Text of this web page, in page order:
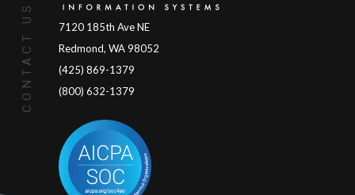
CONTACT US
7120 185th Ave NE
Redmond, WA 98052
(425) 869-1379
(800) 632-1379